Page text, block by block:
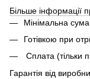
Більше інформації
Мінімальна
Готівкою при
Сплата (тільки
Гарантія від